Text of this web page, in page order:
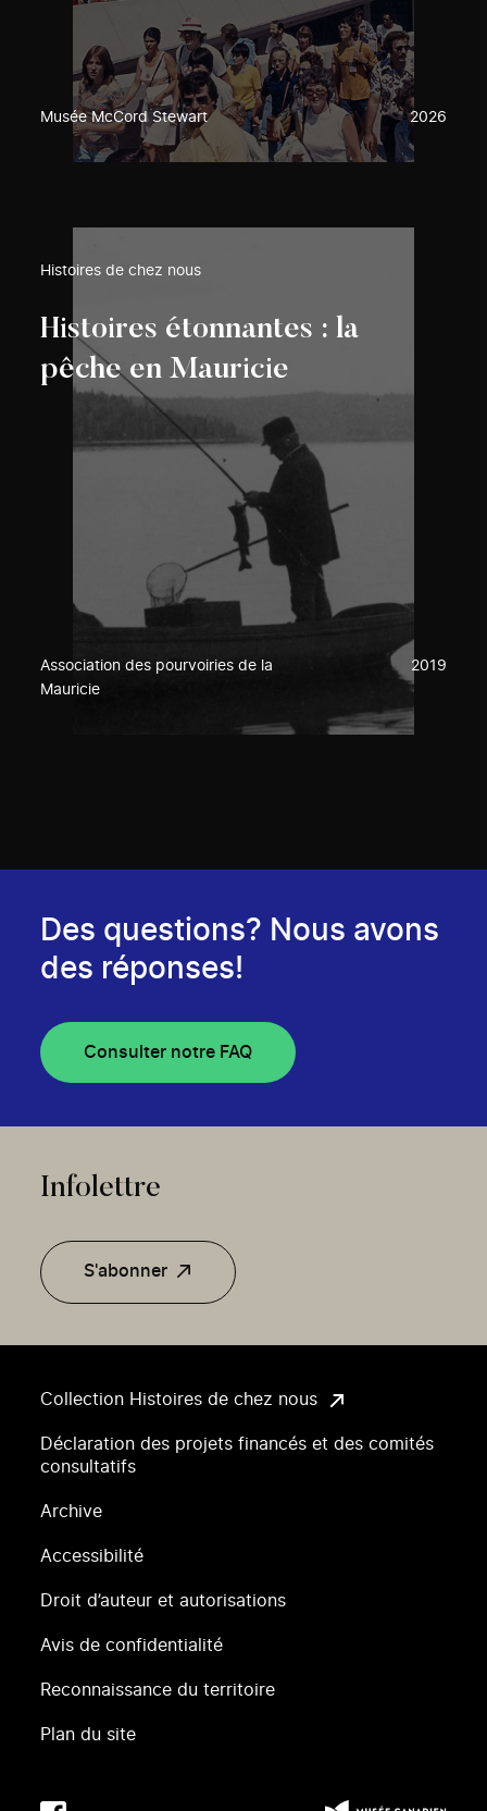
Musée McCord Stewart 2026
Histoires de chez nous
Histoires étonnantes : la
pêche en Mauricie
Association des pourvoiries de la
Mauricie
2019
Collection Histoires de chez nous
Déclaration des projets financés et des comités
consultatifs
Archive
Accessibilité
Droit d’auteur et autorisations
Avis de confidentialité
Reconnaissance du territoire
Plan du site
Des questions? Nous avons
des réponses!
Consulter notre FAQ
Infolettre
S'abonner